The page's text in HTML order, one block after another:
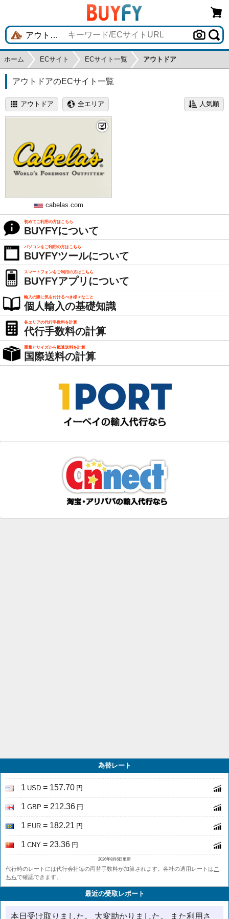
ホーム ECサイト ECサイト一覧 アウトドア
アウトドアのECサイト一覧
cabelas.com
初めてご利用の方はこちら
BUYFYについて
パソコンをご利用の方はこちら
BUYFYツールについて
スマートフォンをご利用の方はこちら
BUYFYアプリについて
輸入の際に気を付けるべき様々なこと
個人輸入の基礎知識
各エリアの代行手数料を計算
代行手数料の計算
重量とサイズから概算送料を計算
国際送料の計算
為替レート
1 USD = 157.70 円
1 GBP = 212.36 円
1 EUR = 182.21 円
1 CNY = 23.36 円
2026年8月6日更新
代行時のレートには代行会社毎の両替手数料が加算されます。各社の適用レートは こ
ちらで確認できます。
最近の受取レポート
本日受け取りました。 大変助かりました。 また利用さ